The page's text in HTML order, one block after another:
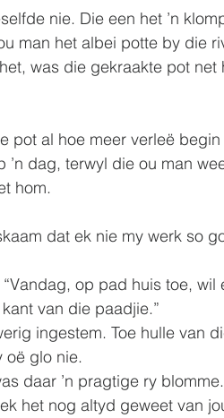
nie. Die een het ’n
man het albei potte by die
was die gekraakte pot
pot al hoe meer verleë
’n dag, terwyl die ou man
hom.
dat ek nie my werk so
op pad huis toe,
van die paadjie.”
ingestem. Toe hulle van
oë glo nie.
daar ’n pragtige ry blomme.
het nog altyd geweet van